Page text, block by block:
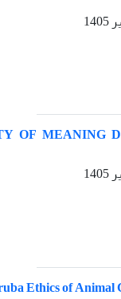
OF MEANING
Ethics of Animal